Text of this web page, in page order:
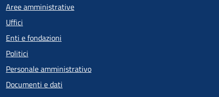
Aree amministrative
Uffici
Enti e fondazioni
Politici
Personale amministrativo
Documenti e dati